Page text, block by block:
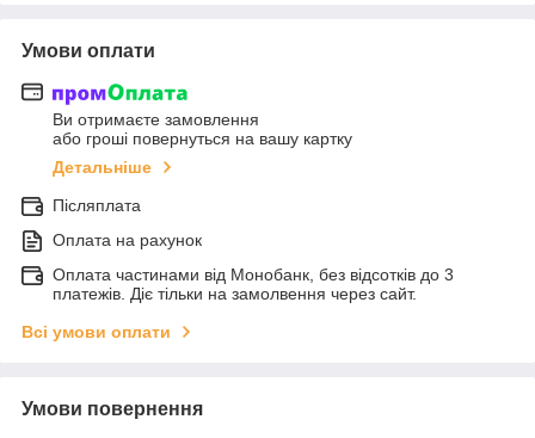
Умови оплати
Ви отримаєте замовлення
або гроші повернуться на вашу картку
Детальніше
Післяплата
Оплата на рахунок
Оплата частинами від Монобанк, без відсотків до 3
платежів. Діє тільки на замолвення через сайт.
Всі умови оплати
Умови повернення